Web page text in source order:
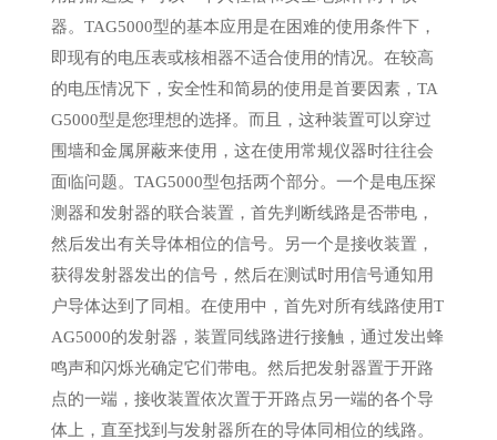
器。TAG5000型的基本应用是在困难的使用条件下，
即现有的电压表或核相器不适合使用的情况。在较高
的电压情况下，安全性和简易的使用是首要因素，TA
G5000型是您理想的选择。而且，这种装置可以穿过
围墙和金属屏蔽来使用，这在使用常规仪器时往往会
面临问题。TAG5000型包括两个部分。一个是电压探
测器和发射器的联合装置，首先判断线路是否带电，
然后发出有关导体相位的信号。另一个是接收装置，
获得发射器发出的信号，然后在测试时用信号通知用
户导体达到了同相。在使用中，首先对所有线路使用T
AG5000的发射器，装置同线路进行接触，通过发出蜂
鸣声和闪烁光确定它们带电。然后把发射器置于开路
点的一端，接收装置依次置于开路点另一端的各个导
体上，直至找到与发射器所在的导体同相位的线路。